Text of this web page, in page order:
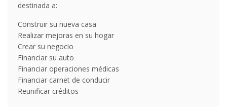
destinada a:
Construir su nueva casa
Realizar mejoras en su hogar
Crear su negocio
Financiar su auto
Financiar operaciones médicas
Financiar carnet de conducir
Reunificar créditos